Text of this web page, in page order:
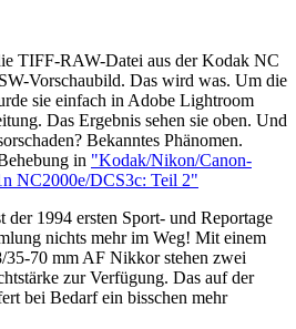
TIFF-RAW-Datei aus der Kodak NC
Vorschaubild. Das wird was. Um die
sie einfach in Adobe Lightroom
Das Ergebnis sehen sie oben. Und
Bekanntes Phänomen.
in "Kodak/Nikon/Canon-
NC2000e/DCS3c: Teil 2"
der 1994 ersten Sport- und Reportage
nichts mehr im Weg! Mit einem
35-70 mm AF Nikkor stehen zwei
zur Verfügung. Das auf der
bei Bedarf ein bisschen mehr